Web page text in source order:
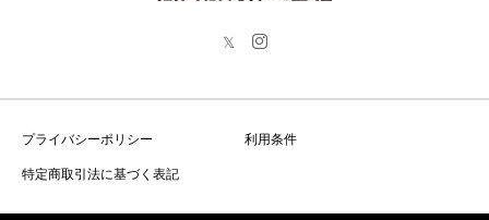
プライバシーポリシー
利用条件
特定商取引法に基づく表記